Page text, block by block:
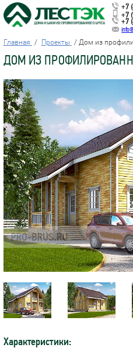
+7
+7
+7
Главная Проекты Дом из
ДОМ ИЗ
Характеристики: